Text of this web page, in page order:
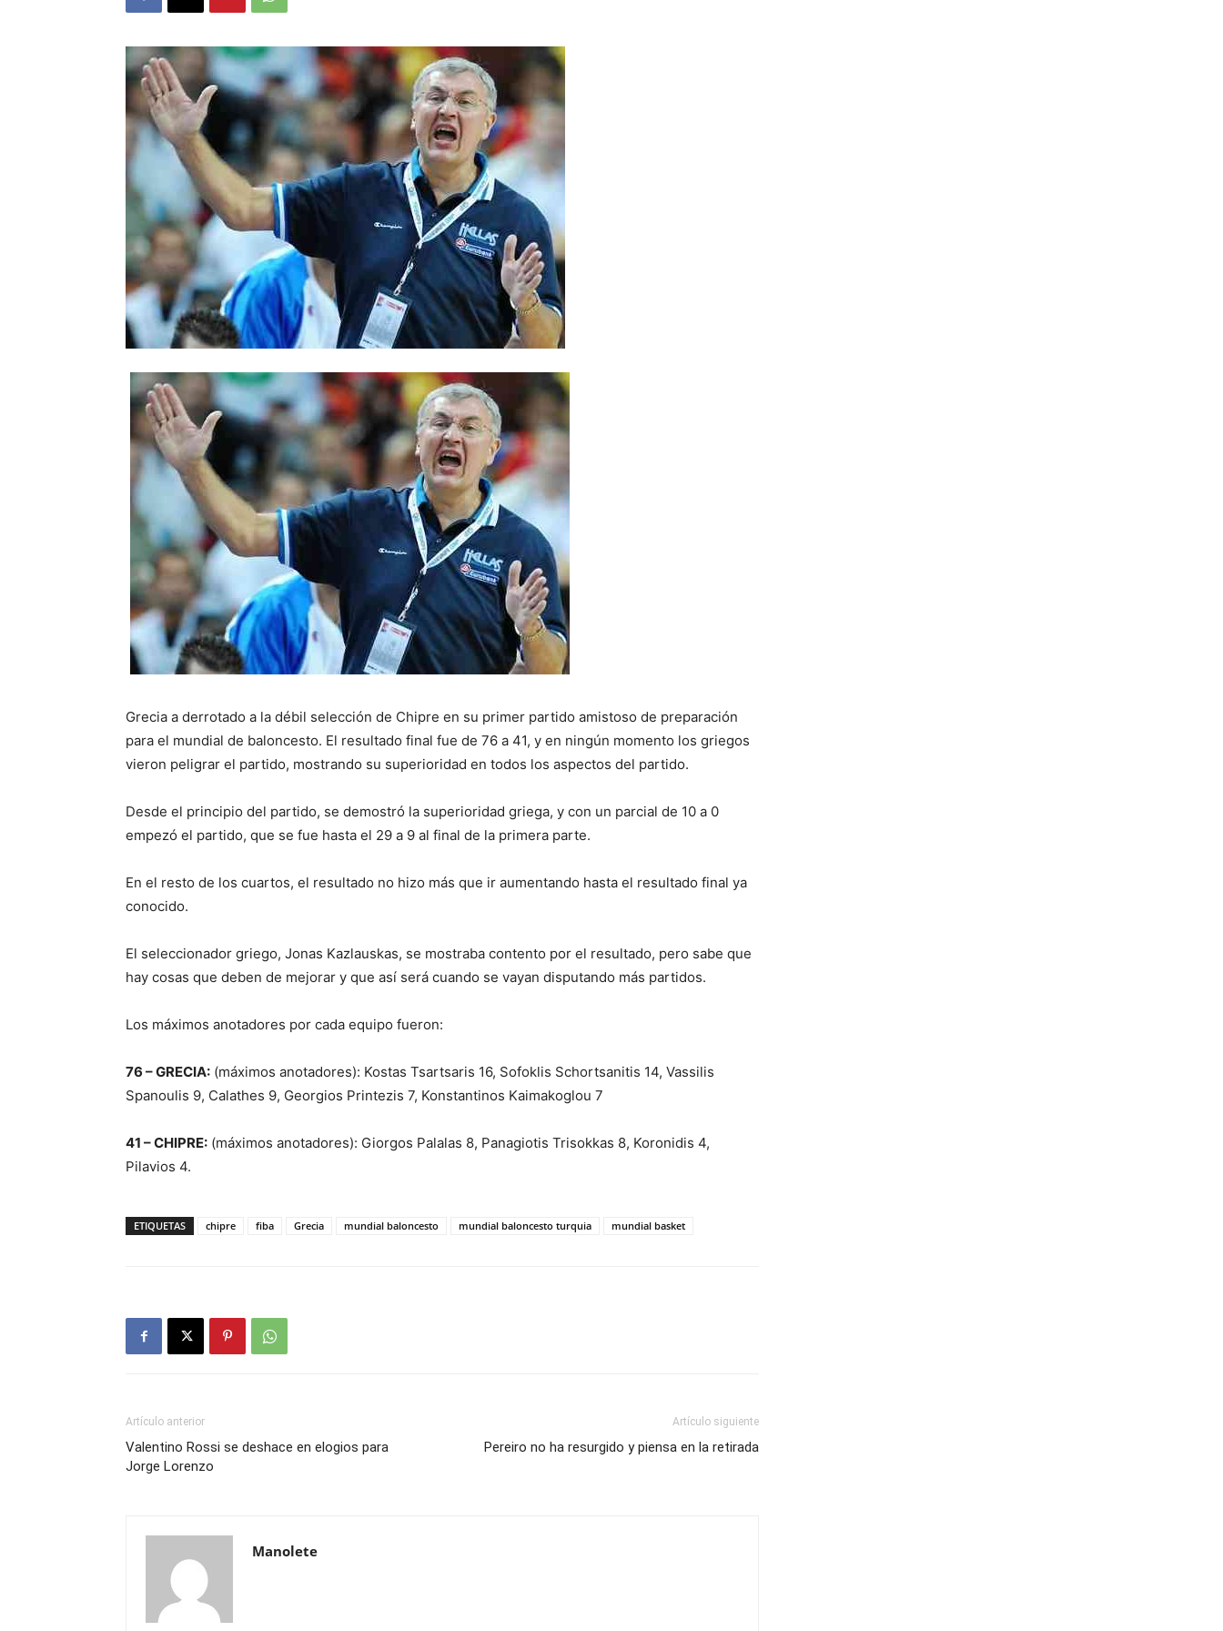
Grecia a derrotado a la débil selección de Chipre en su primer partido amistoso de preparación
para el mundial de baloncesto. El resultado final fue de 76 a 41, y en ningún momento los griegos
vieron peligrar el partido, mostrando su superioridad en todos los aspectos del partido.
Desde el principio del partido, se demostró la superioridad griega, y con un parcial de 10 a 0
empezó el partido, que se fue hasta el 29 a 9 al final de la primera parte.
En el resto de los cuartos, el resultado no hizo más que ir aumentando hasta el resultado final ya
conocido.
El seleccionador griego, Jonas Kazlauskas, se mostraba contento por el resultado, pero sabe que
hay cosas que deben de mejorar y que así será cuando se vayan disputando más partidos.
Los máximos anotadores por cada equipo fueron:
76 – GRECIA: (máximos anotadores): Kostas Tsartsaris 16, Sofoklis Schortsanitis 14, Vassilis
Spanoulis 9, Calathes 9, Georgios Printezis 7, Konstantinos Kaimakoglou 7
41 – CHIPRE: (máximos anotadores): Giorgos Palalas 8, Panagiotis Trisokkas 8, Koronidis 4,
Pilavios 4.
ETIQUETAS chipre fiba Grecia mundial baloncesto mundial baloncesto turquia mundial basket
Artículo anterior
Valentino Rossi se deshace en elogios para
Jorge Lorenzo
Artículo siguiente
Pereiro no ha resurgido y piensa en la retirada
Manolete